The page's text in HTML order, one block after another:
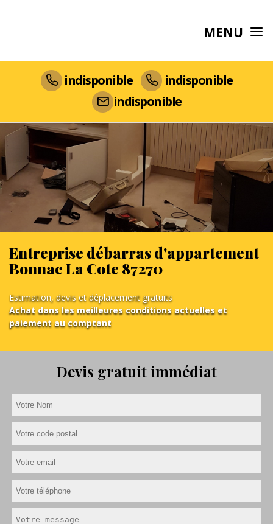
MENU
indisponible
indisponible
indisponible
Entreprise débarras d'appartement
Bonnac La Cote 87270
Estimation, devis et déplacement gratuits
Achat dans les meilleures conditions actuelles et
paiement au comptant
Devis gratuit immédiat